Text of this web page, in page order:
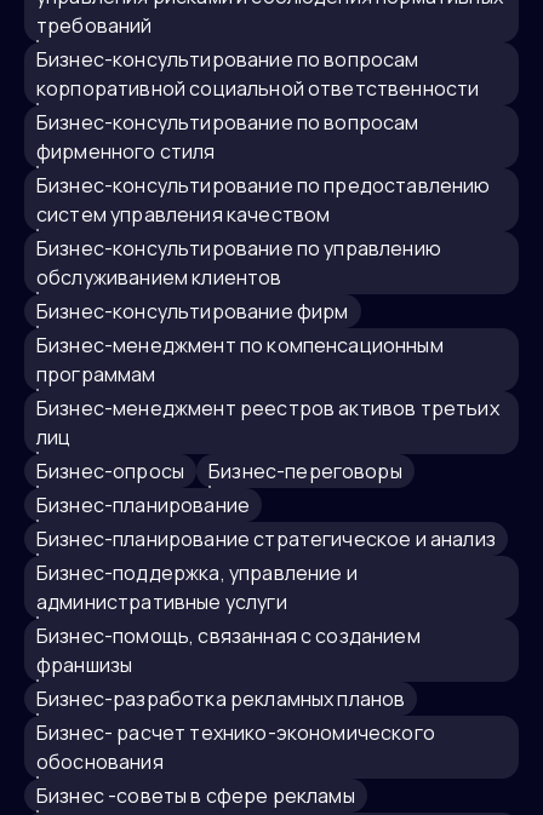
требований
бизнес-консультирование по вопросам
корпоративной социальной ответственности
бизнес-консультирование по вопросам
фирменного стиля
бизнес-консультирование по предоставлению
систем управления качеством
бизнес-консультирование по управлению
обслуживанием клиентов
бизнес-консультирование фирм
бизнес-менеджмент по компенсационным
программам
бизнес-менеджмент реестров активов третьих
лиц
бизнес-опросы
бизнес-переговоры
Бизнес-планирование
бизнес-планирование стратегическое и анализ
бизнес-поддержка, управление и
административные услуги
бизнес-помощь, связанная с созданием
франшизы
бизнес-разработка рекламных планов
бизнес- расчет технико-экономического
обоснования
бизнес -советы в сфере рекламы